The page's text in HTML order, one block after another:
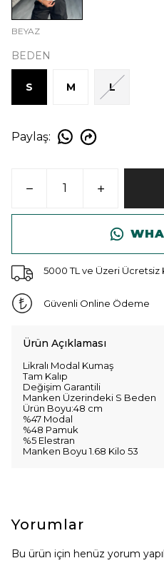
BEYAZ
BEDEN
S M L
Paylaş:
5000 TL ve Üzeri Ücretsiz
Güvenli Online Ödeme
Ürün Açıklaması
Likralı Modal Kumaş
Tam Kalıp
Değişim Garantili
Manken Üzerindeki S Beden
Ürün Boyu:48 cm
%47 Modal
%48 Pamuk
%5 Elestran
Manken Boyu 1.68 Kilo 53
Yorumlar
Bu ürün için henüz yorum